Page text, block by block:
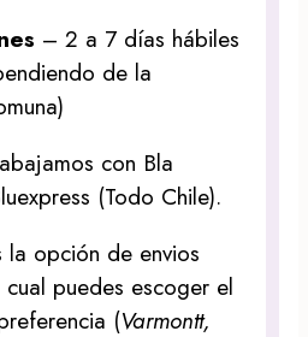
– 2 a 7 días hábiles
de la
con Bla
(Todo Chile).
la opción de envios
cual puedes escoger el
(Varmontt,